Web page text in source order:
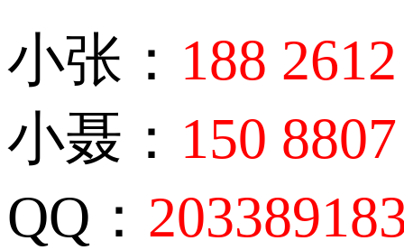
小张： 188
小聂： 150
QQ：